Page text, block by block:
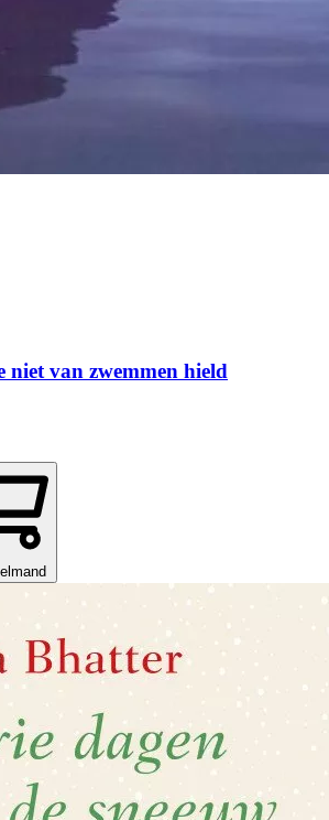
niet van zwemmen hield